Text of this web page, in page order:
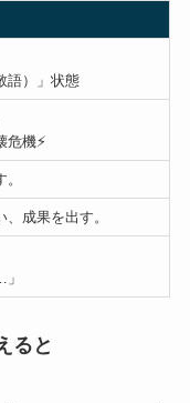
語）」状態
危機⚡
成果を出す。
ると